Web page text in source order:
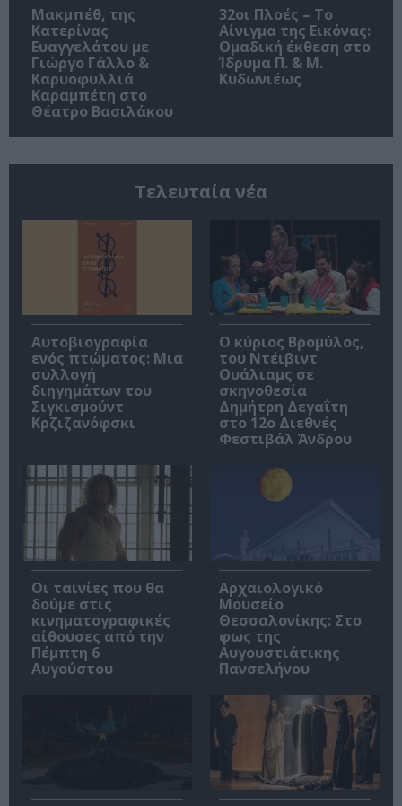
Μακμπέθ, της
Κατερίνας
Ευαγγελάτου με
Γιώργο Γάλλο &
Καρυοφυλλιά
Καραμπέτη στο
Θέατρο Βασιλάκου
32οι Πλοές – Το
Αίνιγμα της Εικόνας:
Ομαδική έκθεση στο
Ίδρυμα Π. & Μ.
Κυδωνιέως
Τελευταία νέα
Αυτοβιογραφία
ενός πτώματος: Μια
συλλογή
διηγημάτων του
Σιγκισμούντ
Κρζιζανόφσκι
O κύριος Βρομύλος,
του Ντέιβιντ
Ουάλιαμς σε
σκηνοθεσία
Δημήτρη Δεγαΐτη
στο 12ο Διεθνές
Φεστιβάλ Άνδρου
Οι ταινίες που θα
δούμε στις
κινηματογραφικές
αίθουσες από την
Πέμπτη 6
Αυγούστου
Αρχαιολογικό
Μουσείο
Θεσσαλονίκης: Στο
φως της
Αυγουστιάτικης
Πανσελήνου